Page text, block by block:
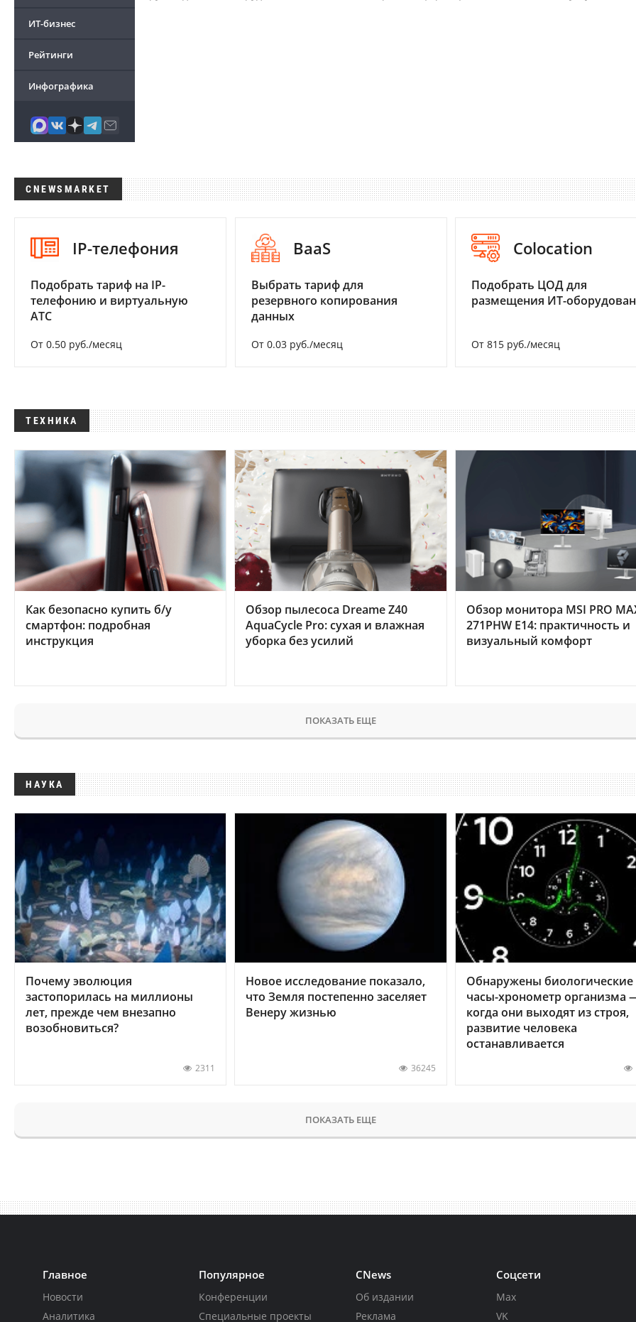
ИТ-бизнес
Рейтинги
Инфографика
CNEWSMARKET
IP-телефония
Подобрать тариф на IP-
телефонию и виртуальную
АТС
От 0.50 руб./месяц
BaaS
Выбрать тариф для
резервного копирования
данных
От 0.03 руб./месяц
Colocation
Подобрать ЦОД для
размещения ИТ-
От 815 руб./месяц
ТЕХНИКА
Как безопасно купить б/у
смартфон: подробная
инструкция
Обзор пылесоса Dreame Z40
AquaCycle Pro: сухая и влажная
уборка без усилий
Обзор монитора MSI PRO
271PHW E14: практичность и
визуальный комфорт
ПОКАЗАТЬ ЕЩЕ
НАУКА
Почему эволюция
застопорилась на миллионы
лет, прежде чем внезапно
возобновиться?
2311
Новое исследование показало,
что Земля постепенно заселяет
Венеру жизнью
36245
Обнаружены биологические
часы-хронометр организма
когда они выходят из строя,
развитие человека
останавливается
ПОКАЗАТЬ ЕЩЕ
Главное
Новости
Аналитика
Популярное
Конференции
Специальные проекты
CNews
Об издании
Реклама
Соцсети
Max
VK